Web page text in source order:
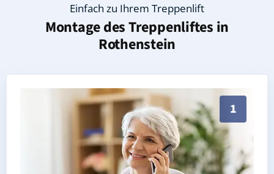
Einfach zu Ihrem Treppenlift
Montage des Treppenliftes in
Rothenstein
1
Persönliche Treppenlift-Beratung in Rothenstein